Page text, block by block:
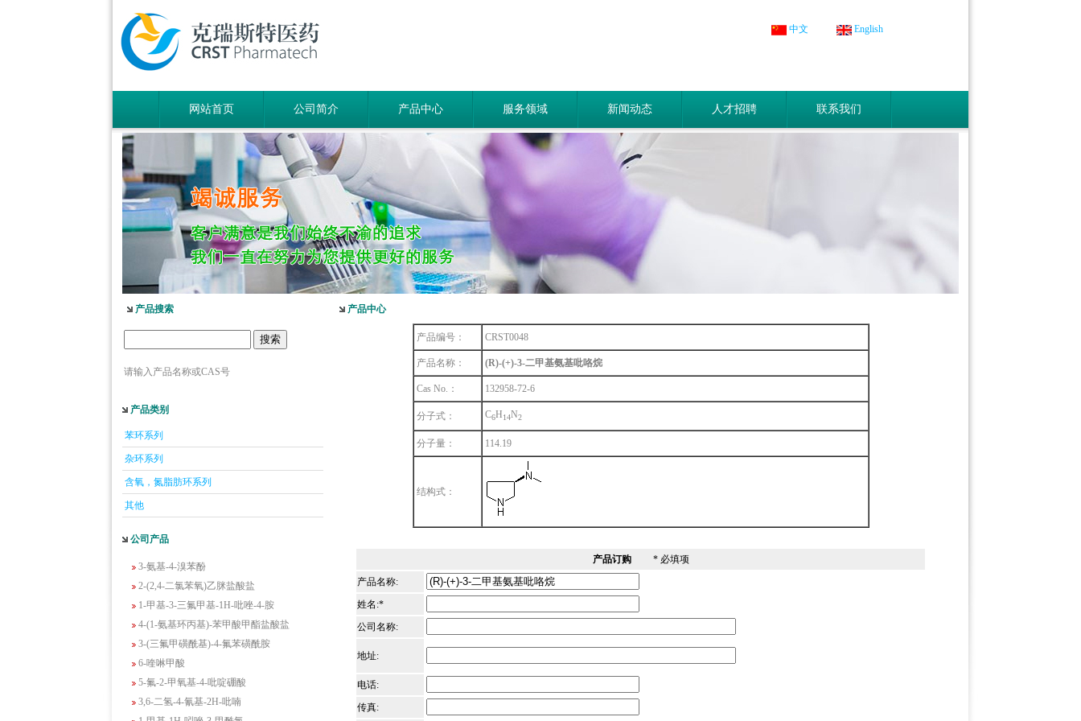
中文 English
网站首页 公司简介 产品中心 服务领域 新闻动态 人才招聘 联系我们
产品搜索
请输入产品名称或CAS号
产品类别
苯环系列
杂环系列
含氧，氮脂肪环系列
其他
公司产品
1-吡啶-2-基-2-丙酮
2-甲基-6-羟基-4-嘧啶甲酸
3-氟-2-硝基苯甲酸
2-羟甲基-4-氨基吡啶
甲基丙烯酸乙酯
3-氨基-4-溴苯酚
2-(2,4-二氯苯氧)乙脒盐酸盐
1-甲基-3-三氟甲基-1H-吡唑-4-胺
4-(1-氨基环丙基)-苯甲酸甲酯盐酸盐
3-(三氟甲磺酰基)-4-氟苯磺酰胺
6-喹啉甲酸
5-氟-2-甲氧基-4-吡啶硼酸
3,6-二氢-4-氰基-2H-吡喃
1-甲基-1H-吲唑-3-甲酰氯
产品中心
产品编号： CRST0048
产品名称： (R)-(+)-3-二甲基氨基吡咯烷
Cas No.： 132958-72-6
分子式： C6H14N2
分子量： 114.19
结构式：
产品订购* 必填项
产品名称:
姓名:*
公司名称:
地址:
电话:
传真: